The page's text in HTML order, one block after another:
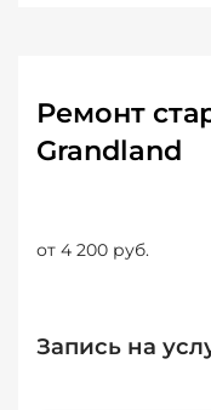
Ремонт
Grandland
от 4 200 руб.
Запись на